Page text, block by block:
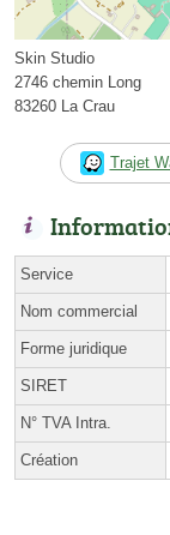
Skin Studio
2746 chemin Long
83260 La Crau
Trajet
Service
Nom commercial
Forme juridique
SIRET
N° TVA Intra.
Création